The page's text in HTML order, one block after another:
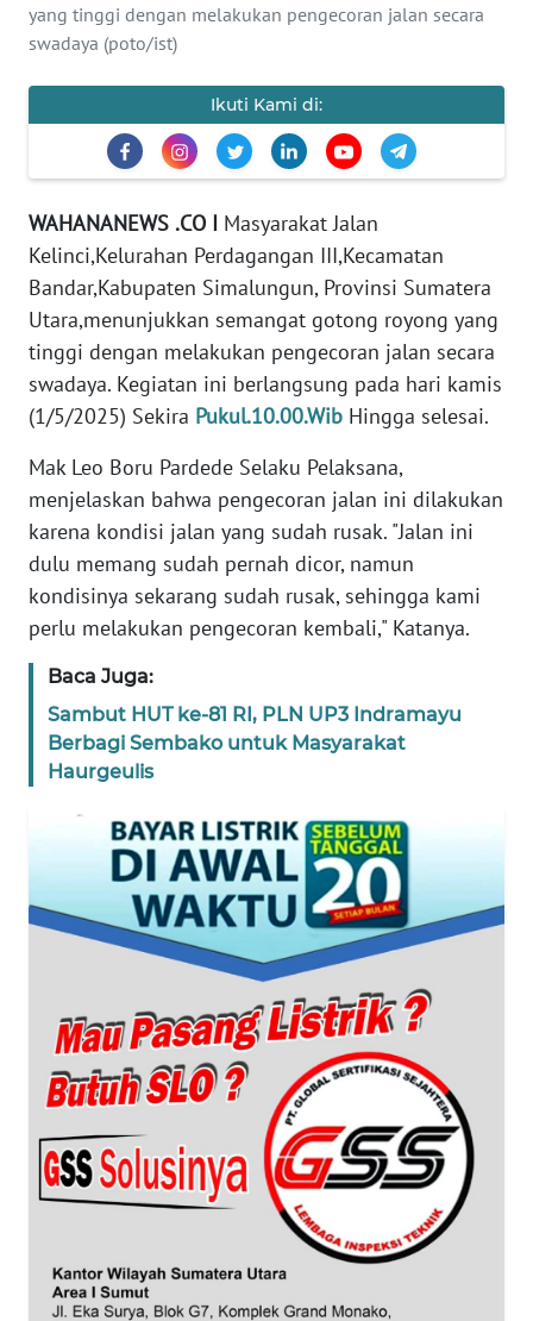
yang tinggi dengan melakukan pengecoran jalan secara
swadaya (poto/ist)
Ikuti Kami di:
WAHANANEWS .CO I Masyarakat Jalan
Kelinci,Kelurahan Perdagangan III,Kecamatan
Bandar,Kabupaten Simalungun, Provinsi Sumatera
Utara,menunjukkan semangat gotong royong yang
tinggi dengan melakukan pengecoran jalan secara
swadaya. Kegiatan ini berlangsung pada hari kamis
(1/5/2025) Sekira Pukul.10.00.Wib Hingga selesai.
Mak Leo Boru Pardede Selaku Pelaksana,
menjelaskan bahwa pengecoran jalan ini dilakukan
karena kondisi jalan yang sudah rusak. "Jalan ini
dulu memang sudah pernah dicor, namun
kondisinya sekarang sudah rusak, sehingga kami
perlu melakukan pengecoran kembali," Katanya.
Baca Juga:
Sambut HUT ke-81 RI, PLN UP3 Indramayu
Berbagi Sembako untuk Masyarakat
Haurgeulis
Wahana
News
WN
JAKARTA
WN
JABAR
WN
BANTEN
WN
NTT
KEPRI
WN
WN
PAPUA
WN
JAMBI
WN
SULTRA
WN